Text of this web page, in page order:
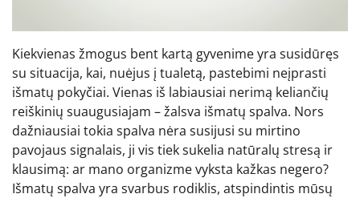
Kiekvienas žmogus bent kartą gyvenime yra susidūręs
su situacija, kai, nuėjus į tualetą, pastebimi neįprasti
išmatų pokyčiai. Vienas iš labiausiai nerimą keliančių
reiškinių suaugusiajam – žalsva išmatų spalva. Nors
dažniausiai tokia spalva nėra susijusi su mirtino
pavojaus signalais, ji vis tiek sukelia natūralų stresą ir
klausimą: ar mano organizme vyksta kažkas negero?
Išmatų spalva yra svarbus rodiklis, atspindintis mūsų